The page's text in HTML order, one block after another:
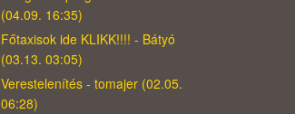
(04.09. 16:35)
Főtaxisok ide KLIKK!!!! - Bátyó
(03.13. 03:05)
Verestelenítés - tomajer (02.05.
06:28)